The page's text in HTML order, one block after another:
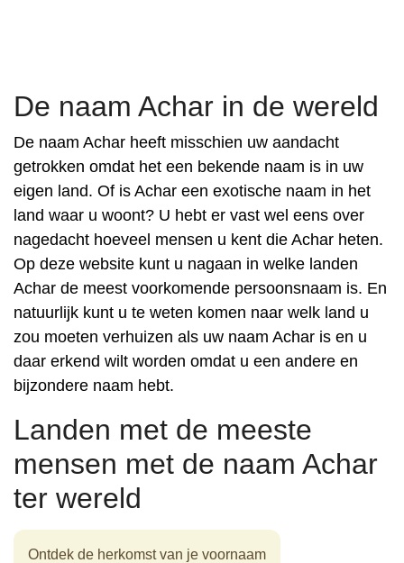
De naam Achar in de wereld
De naam Achar heeft misschien uw aandacht
getrokken omdat het een bekende naam is in uw
eigen land. Of is Achar een exotische naam in het
land waar u woont? U hebt er vast wel eens over
nagedacht hoeveel mensen u kent die Achar heten.
Op deze website kunt u nagaan in welke landen
Achar de meest voorkomende persoonsnaam is. En
natuurlijk kunt u te weten komen naar welk land u
zou moeten verhuizen als uw naam Achar is en u
daar erkend wilt worden omdat u een andere en
bijzondere naam hebt.
Landen met de meeste
mensen met de naam Achar
ter wereld
Ontdek de herkomst van je voornaam